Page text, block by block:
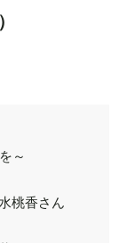
～
香さん